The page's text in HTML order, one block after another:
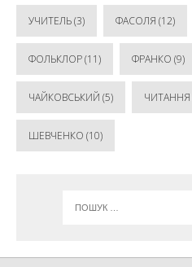
УЧИТЕЛЬ(3) ФАСОЛЯ (12)
ФОЛЬКЛОР(11) ФРАНКО (9)
ЧАЙКОВСЬКИЙ (5) ЧИТАННЯ
ШЕВЧЕНКО (10)